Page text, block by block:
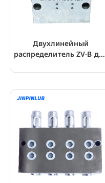
Двухлинейный
распределитель ZV-B для
смазки